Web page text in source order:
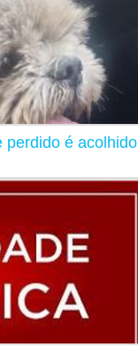
perdido é acolhido